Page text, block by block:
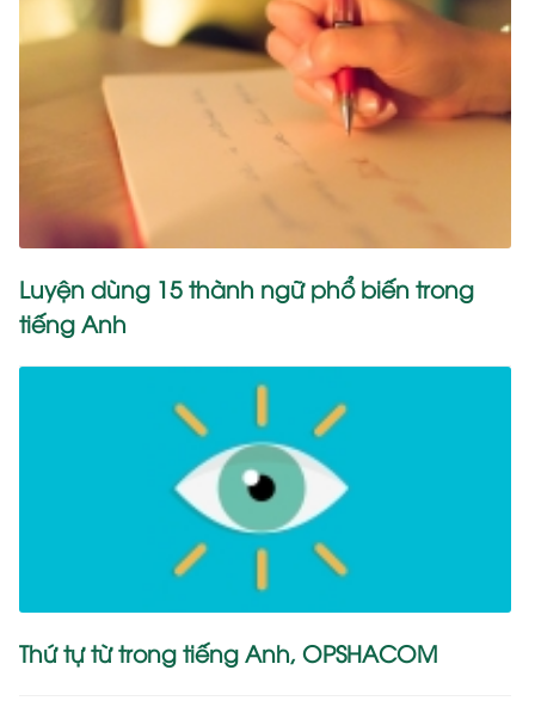
Luyện dùng 15 thành ngữ phổ biến trong
tiếng Anh
Thứ tự từ trong tiếng Anh, OPSHACOM